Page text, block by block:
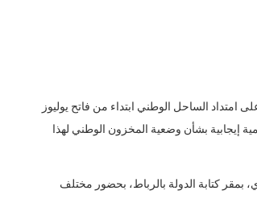
امتداد الساحل الوطني ابتداء من فاتح يوليوز
إيجابية بشأن وضعية المخزون الوطني لهذا
الرسمي الذي انعقد، زوال يوم الإثنين 22 يونيو الجاري، بمقر كتابة الدولة بالرباط، بحضور مختلف